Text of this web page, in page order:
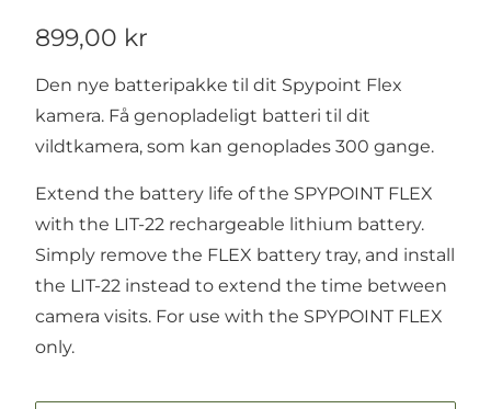
899,00 kr
Den nye batteripakke til dit Spypoint Flex
kamera. Få genopladeligt batteri til dit
vildtkamera, som kan genoplades 300 gange.
Extend the battery life of the SPYPOINT FLEX
with the LIT-22 rechargeable lithium battery.
Simply remove the FLEX battery tray, and install
the LIT-22 instead to extend the time between
camera visits. For use with the SPYPOINT FLEX
only.